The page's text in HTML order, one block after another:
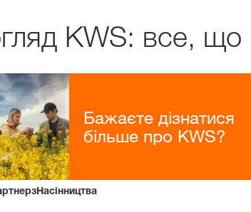
KWS: все, що
Бажаєте дізнатися
більше про KWS?